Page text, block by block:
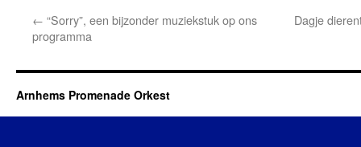
← “Sorry”, een bijzonder muziekstuk op ons
programma
Dagje
Arnhems Promenade Orkest